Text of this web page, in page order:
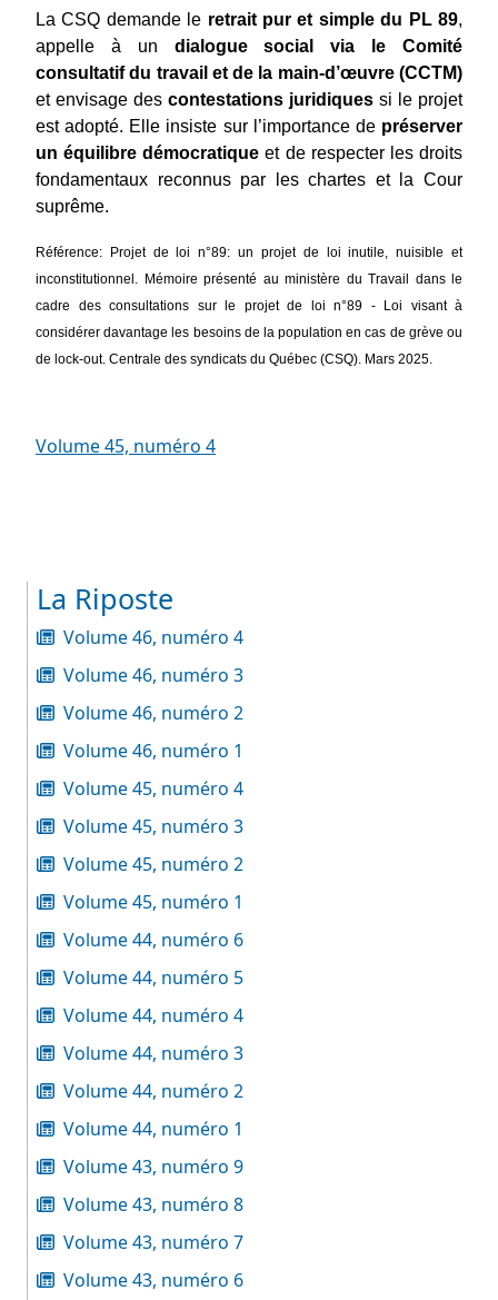
La CSQ demande le retrait pur et simple du PL 89,
appelle à un dialogue social via le Comité
consultatif du travail et de la main-d’œuvre (CCTM)
et envisage des contestations juridiques si le projet
est adopté. Elle insiste sur l’importance de préserver
un équilibre démocratique et de respecter les droits
fondamentaux reconnus par les chartes et la Cour
suprême.
Référence: Projet de loi n°89: un projet de loi inutile, nuisible et
inconstitutionnel. Mémoire présenté au ministère du Travail dans le
cadre des consultations sur le projet de loi n°89 - Loi visant à
considérer davantage les besoins de la population en cas de grève ou
de lock-out. Centrale des syndicats du Québec (CSQ). Mars 2025.
Volume 45, numéro 4
La Riposte
Volume 46, numéro 4
Volume 46, numéro 3
Volume 46, numéro 2
Volume 46, numéro 1
Volume 45, numéro 4
Volume 45, numéro 3
Volume 45, numéro 2
Volume 45, numéro 1
Volume 44, numéro 6
Volume 44, numéro 5
Volume 44, numéro 4
Volume 44, numéro 3
Volume 44, numéro 2
Volume 44, numéro 1
Volume 43, numéro 9
Volume 43, numéro 8
Volume 43, numéro 7
Volume 43, numéro 6